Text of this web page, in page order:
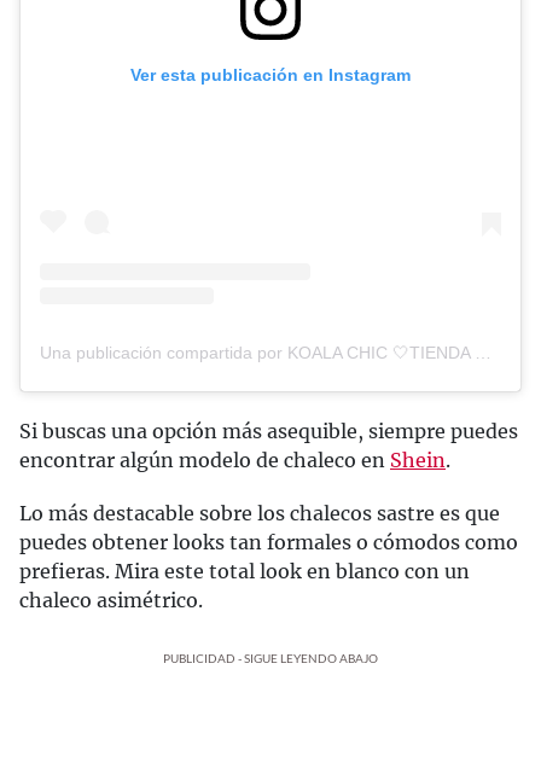
Ver esta publicación en Instagram
Una publicación compartida por KOALA CHIC 🤍TIENDA OFICIAL✨MODA ONLINE (@koalachicshop)
Si buscas una opción más asequible, siempre puedes
encontrar algún modelo de chaleco en Shein.
Lo más destacable sobre los chalecos sastre es que
puedes obtener looks tan formales o cómodos como
prefieras. Mira este total look en blanco con un
chaleco asimétrico.
PUBLICIDAD - SIGUE LEYENDO ABAJO